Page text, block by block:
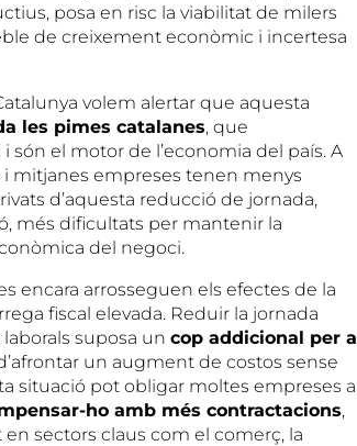
posa en risc la viabilitat de milers
de creixement econòmic i incertesa
volem alertar que aquesta
les pimes catalanes, que
el motor de l’economia del país. A
mitjanes empreses tenen menys
d’aquesta reducció de jornada,
més dificultats per mantenir la
del negoci.
encara arrosseguen els efectes de la
fiscal elevada. Reduir la jornada
suposa un cop addicional per a
un augment de costos sense
situació pot obligar moltes empreses a
ho amb més contractacions,
sectors claus com el comerç, la